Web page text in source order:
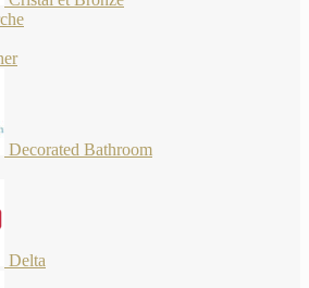
Decorated Bathroom
Delta